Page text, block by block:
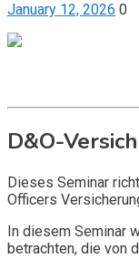
January 12, 2026 0
D&O-
Dieses Seminar
Officers
In diesem Seminar
betrachten, die von